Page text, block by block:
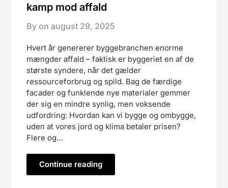
kamp mod affald
By on august 29, 2025
Hvert år genererer byggebranchen enorme
mængder affald – faktisk er byggeriet en af de
største syndere, når det gælder
ressourceforbrug og spild. Bag de færdige
facader og funklende nye materialer gemmer
der sig en mindre synlig, men voksende
udfordring: Hvordan kan vi bygge og ombygge,
uden at vores jord og klima betaler prisen?
Flere og…
Continue reading